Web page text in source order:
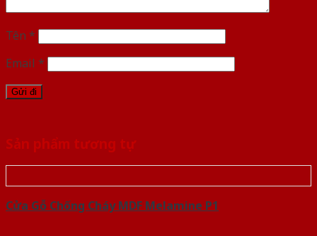
Tên *
Email *
Sản phẩm tương tự
Cửa Gỗ Chống Cháy MDF Melamine P1